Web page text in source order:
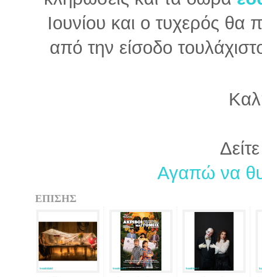
Ιουνίου και ο τυχερός
από την είσοδο
Αγαπώ να
ΕΠΙΣΗΣ